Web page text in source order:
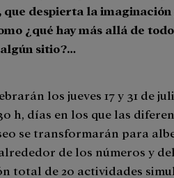
despierta la imaginación
¿qué hay más allá de
algún sitio?…
los jueves 17 y 31 de
h, días en los que las
se transformarán para
de los números y
total de 20 actividades